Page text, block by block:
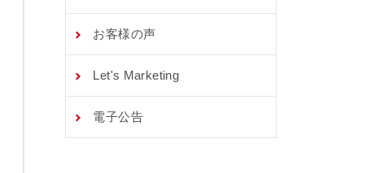
お客様の声
Let's Marketing
電子公告